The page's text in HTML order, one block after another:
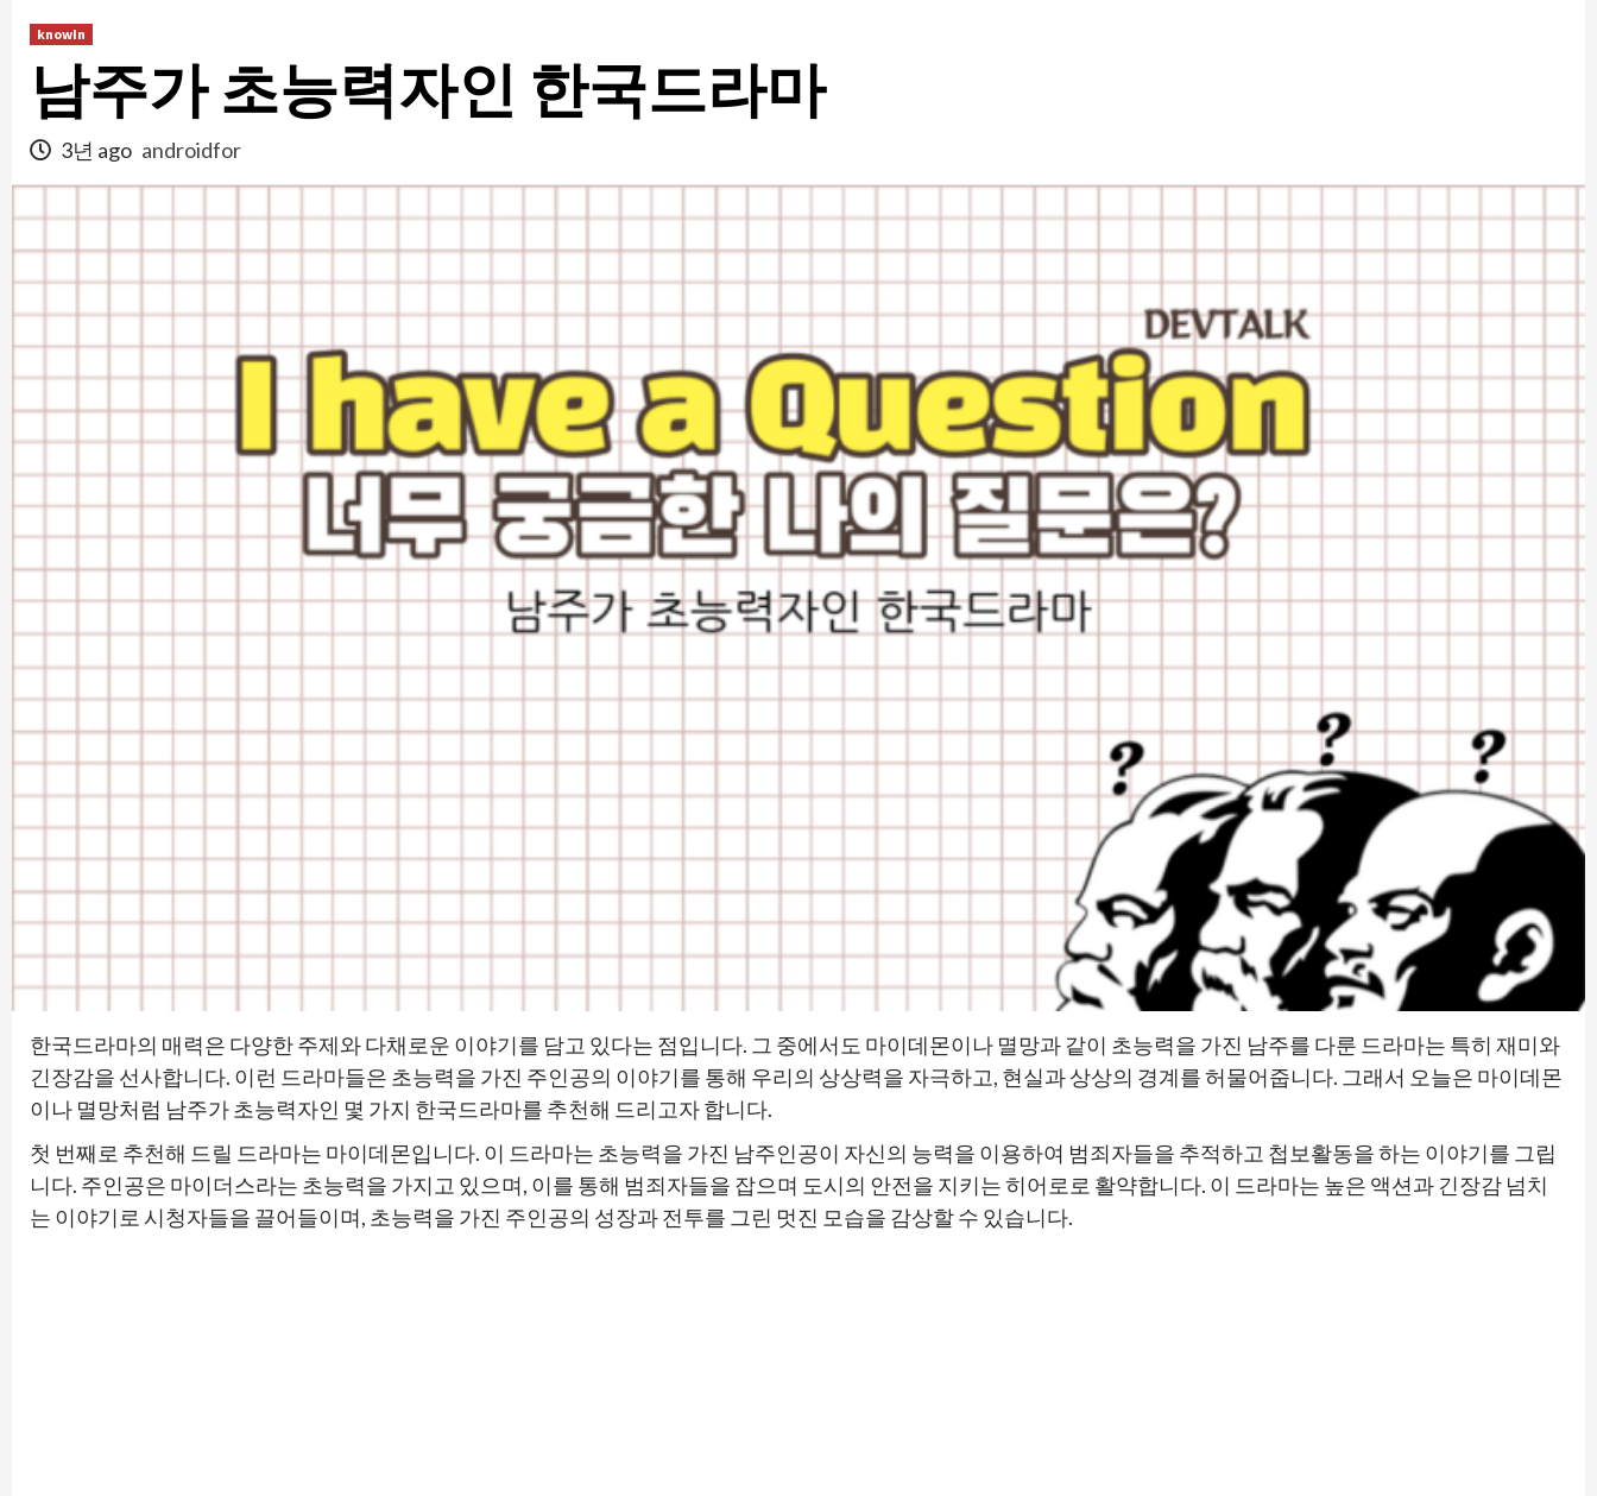
knowIn
남주가 초능력자인 한국드라마
3년 ago androidfor
한국드라마의 매력은 다양한 주제와 다채로운 이야기를 담고 있다는 점입니다. 그 중에서도 마이데몬이나 멸망과 같이 초능력을 가진 남주를 다룬 드라마는 특히 재미와
긴장감을 선사합니다. 이런 드라마들은 초능력을 가진 주인공의 이야기를 통해 우리의 상상력을 자극하고, 현실과 상상의 경계를 허물어줍니다. 그래서 오늘은 마이데몬
이나 멸망처럼 남주가 초능력자인 몇 가지 한국드라마를 추천해 드리고자 합니다.
첫 번째로 추천해 드릴 드라마는 마이데몬입니다. 이 드라마는 초능력을 가진 남주인공이 자신의 능력을 이용하여 범죄자들을 추적하고 첩보활동을 하는 이야기를 그립
니다. 주인공은 마이더스라는 초능력을 가지고 있으며, 이를 통해 범죄자들을 잡으며 도시의 안전을 지키는 히어로로 활약합니다. 이 드라마는 높은 액션과 긴장감 넘치
는 이야기로 시청자들을 끌어들이며, 초능력을 가진 주인공의 성장과 전투를 그린 멋진 모습을 감상할 수 있습니다.